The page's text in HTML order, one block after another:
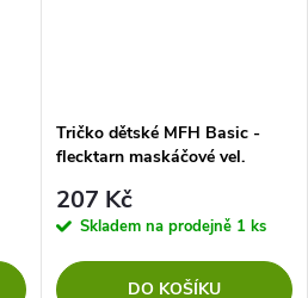
Tričko dětské MFH Basic -
flecktarn maskáčové vel.
207 Kč
Skladem na prodejně 1 ks
DO KOŠÍKU